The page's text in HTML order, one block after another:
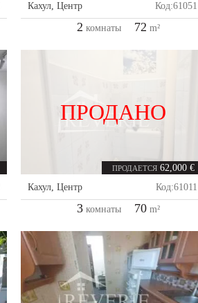
Кахул,Центр Код:61051
2 комнаты 72 m²
ПРОДАНО
ПРОДАЕТСЯ 62,000 €
Кахул,Центр Код:61011
3комнаты 70m²